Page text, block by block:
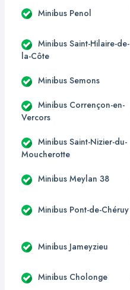
Minibus Penol
Minibus Saint-Hilaire-de-
la-Côte
Minibus Semons
Minibus Corrençon-en-
Vercors
Minibus Saint-Nizier-du-
Moucherotte
Minibus Meylan 38
Minibus Pont-de-Chéruy
Minibus Jameyzieu
Minibus Cholonge